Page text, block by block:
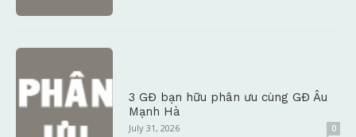
3 GĐ bạn hữu phân ưu cùng GĐ Âu
Mạnh Hà
July 31, 2026 0